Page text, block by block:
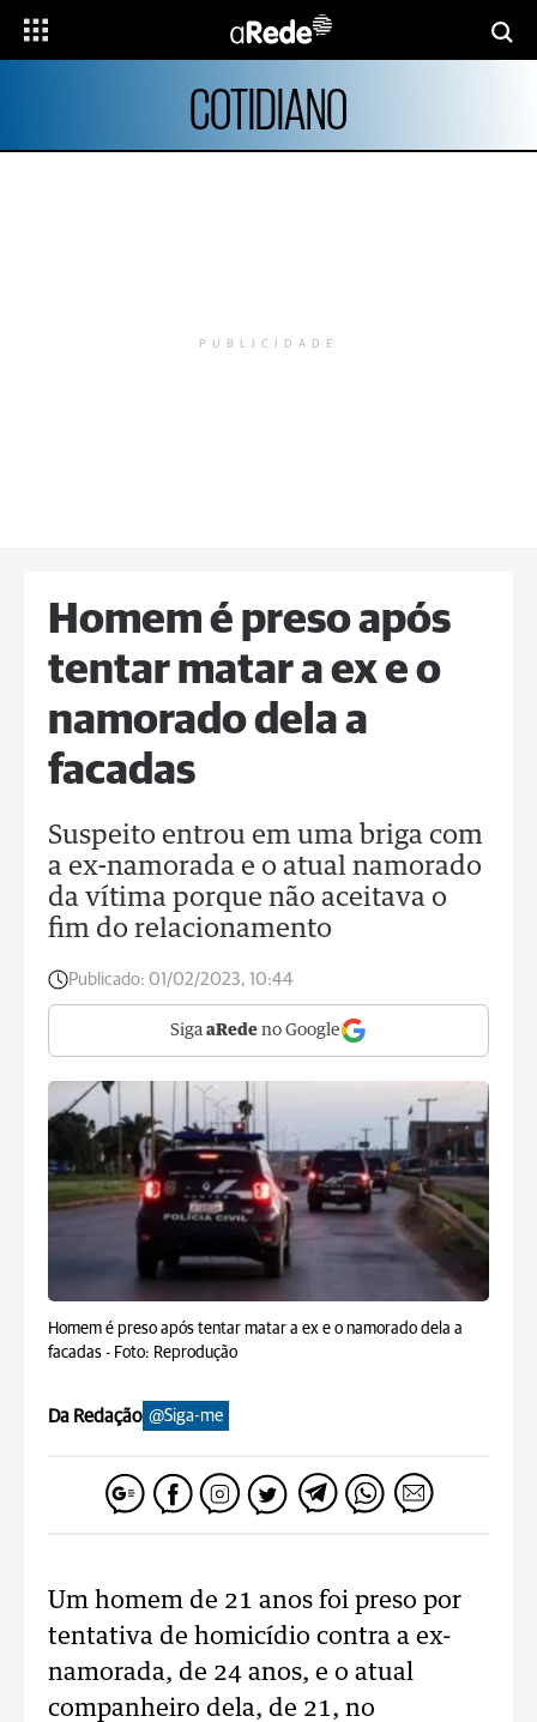
COTIDIANO
PUBLICIDADE
Homem é preso após
tentar matar a ex e o
namorado dela a
facadas
Suspeito entrou em uma briga com
a ex-namorada e o atual namorado
da vítima porque não aceitava o
fim do relacionamento
Publicado: 01/02/2023, 10:44
Siga aRede no Google
Homem é preso após tentar matar a ex e o namorado dela a
facadas - Foto: Reprodução
Da Redação @Siga-me
Um homem de 21 anos foi preso por
tentativa de homicídio contra a ex-
namorada, de 24 anos, e o atual
companheiro dela, de 21, no